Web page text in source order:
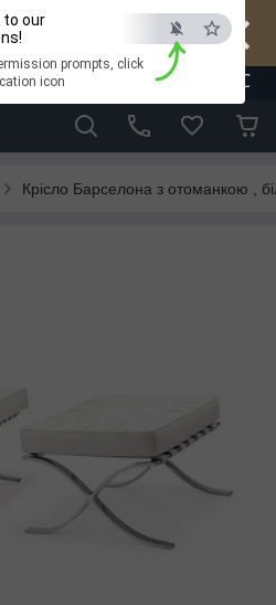
×
ESC
to our
prompts, click
icon
меблі
Крісло Барселона з отоманкою ,